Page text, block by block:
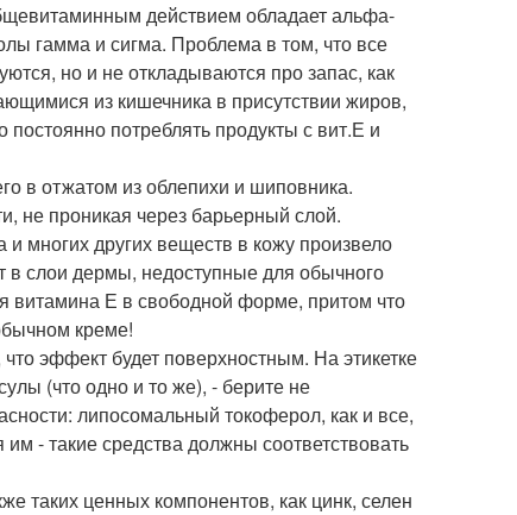
действием обладает альфа-
гамма и сигма. Проблема в том, что все
но и не откладываются про запас, как
из кишечника в присутствии жиров,
потреблять продукты с вит.Е и
в отжатом из облепихи и шиповника.
не проникая через барьерный слой.
многих других веществ в кожу произвело
слои дермы, недоступные для обычного
витамина Е в свободной форме, притом что
креме!
эффект будет поверхностным. На этикетке
(что одно и то же), - берите не
липосомальный токоферол, как и все,
- такие средства должны соответствовать
таких ценных компонентов, как цинк, селен